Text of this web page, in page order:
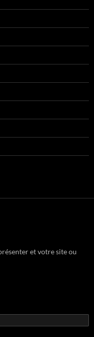
et votre site ou